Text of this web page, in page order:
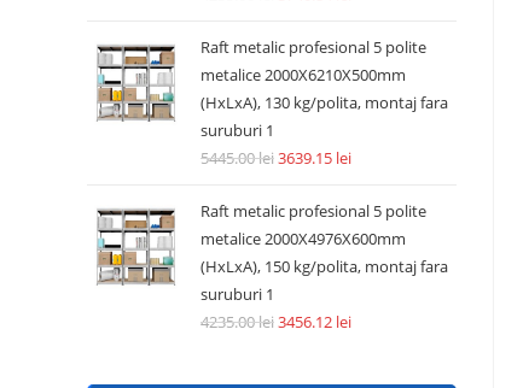
Raft metalic profesional 5 polite
metalice 2000X6210X500mm
(HxLxA), 130 kg/polita, montaj fara
suruburi 1
5445.00lei3639.15 lei
Raft metalic profesional 5 polite
metalice 2000X4976X600mm
(HxLxA), 150 kg/polita, montaj fara
suruburi 1
4235.00lei3456.12 lei